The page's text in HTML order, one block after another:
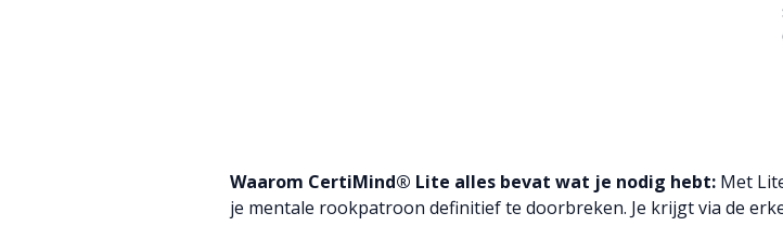
Waarom CertiMind® Lite alles bevat wat je nodig hebt: Met
je mentale rookpatroon definitief te doorbreken. Je krijgt via de